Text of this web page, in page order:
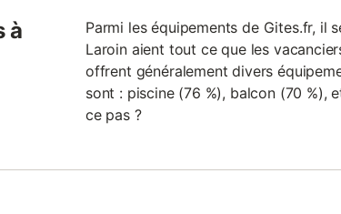
à
Parmi les équipements de Gites.fr, il
Laroin aient tout ce que les
offrent généralement divers
sont : piscine (76 %), balcon (70 %),
ce pas ?